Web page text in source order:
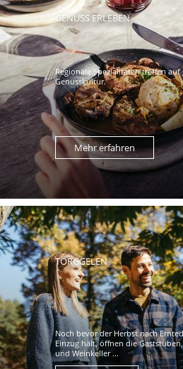
GENUSS ERLEBEN
Regionale Spezialitäten treffen auf
Genusskultur.
Mehr erfahren
TÖRGGELEN
Noch bevor der Herbst nach
Einzug hält, öffnen die
und Weinkeller ...